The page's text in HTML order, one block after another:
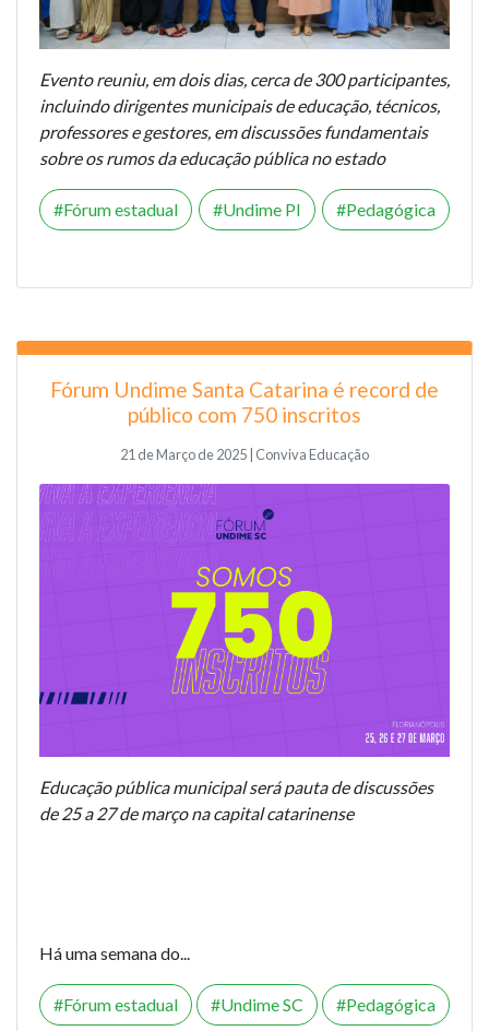
Evento reuniu, em dois dias, cerca de 300 participantes,
incluindo dirigentes municipais de educação, técnicos,
professores e gestores, em discussões fundamentais
sobre os rumos da educação pública no estado
Fórum estadual Undime PI Pedagógica
Fórum Undime Santa Catarina é record de
público com 750 inscritos
21 de Março de 2025 | Conviva Educação
Educação pública municipal será pauta de discussões
de 25 a 27 de março na capital catarinense
Há uma semana do...
Fórum estadual Undime SC Pedagógica